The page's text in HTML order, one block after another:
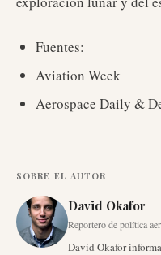
Fuentes:
Aviation Week
Aerospace Daily &
SOBRE EL AUTOR
David Okafor
Reportero de política
David Okafor